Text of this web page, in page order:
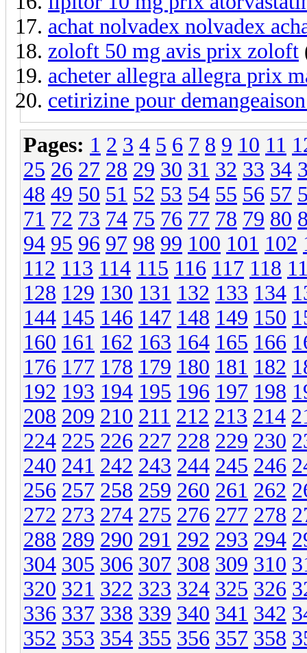
achat nolvadex nolvadex
zoloft 50 mg avis prix zoloft
acheter allegra allegra prix
cetirizine pour
Pages: 1 2 3 4 5 6 7 8 9 10 11
25 26 27 28 29 30 31 32 33 34
48 49 50 51 52 53 54 55 56 57
71 72 73 74 75 76 77 78 79 80
94 95 96 97 98 99 100 101 102
112 113 114 115 116 117 118
128 129 130 131 132 133 134
144 145 146 147 148 149 150
160 161 162 163 164 165 166
176 177 178 179 180 181 182
192 193 194 195 196 197 198
208 209 210 211 212 213 214
224 225 226 227 228 229 230
240 241 242 243 244 245 246
256 257 258 259 260 261 262
272 273 274 275 276 277 278
288 289 290 291 292 293 294
304 305 306 307 308 309 310
320 321 322 323 324 325 326
336 337 338 339 340 341 342
352 353 354 355 356 357 358